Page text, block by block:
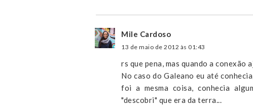
Mile Cardoso
13 de maio de 2012 às 01:43
rs que pena, mas quando a conexão
No caso do Galeano eu até
foi a mesma coisa, conhecia
"descobri" que era da terra...